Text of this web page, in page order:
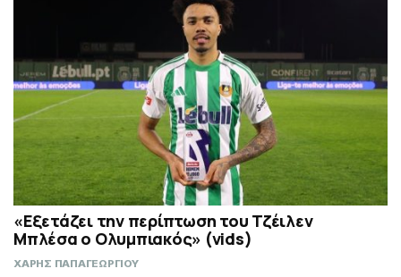
«Εξετάζει την περίπτωση του Τζέιλεν
Μπλέσα ο Ολυμπιακός» (vids)
ΧΑΡΗΣ ΠΑΠΑΓΕΩΡΓΙΟΥ